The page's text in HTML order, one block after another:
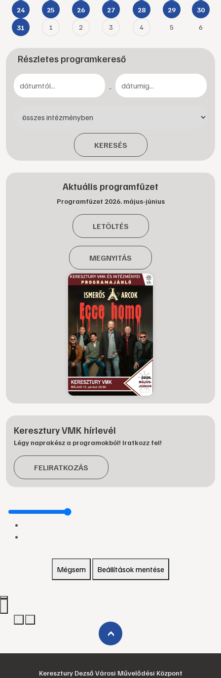
24 25 26 27 28 29 30
31 1 2 3 4 5 6
Részletes programkereső
-
KERESÉS
Aktuális programfüzet
Programfüzet 2026. május-június
LETÖLTÉS
MEGNYITÁS
Keresztury VMK hírlevél
Légy naprakész a programokból! Iratkozz fel!
FELIRATKOZÁS
Mégsem Beállítások mentése
›
Keresztury Dezső Városi Művelődési Központ